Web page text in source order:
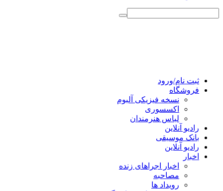
ثبت نام/ورود
فروشگاه
نسخه فیزیکی آلبوم
اکسسوری
لباس هنرمندان
رادیو آنلاین
بانک موسیقی
رادیو آنلاین
اخبار
اخبار اجراهای زنده
مصاحبه
رویداد ها